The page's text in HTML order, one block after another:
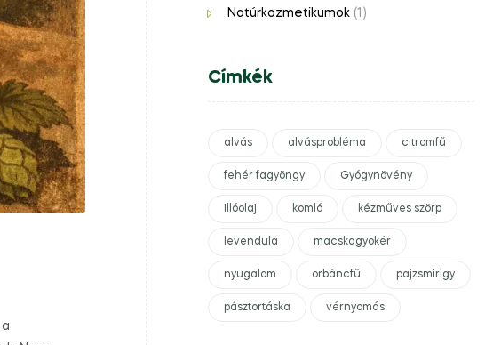
Natúrkozmetikumok(1)
Címkék
alvás alvásprobléma citromfű
fehér fagyöngy Gyógynövény
illóolaj komló kézműves szörp
levendula macskagyökér
nyugalom orbáncfű pajzsmirigy
pásztortáska vérnyomás